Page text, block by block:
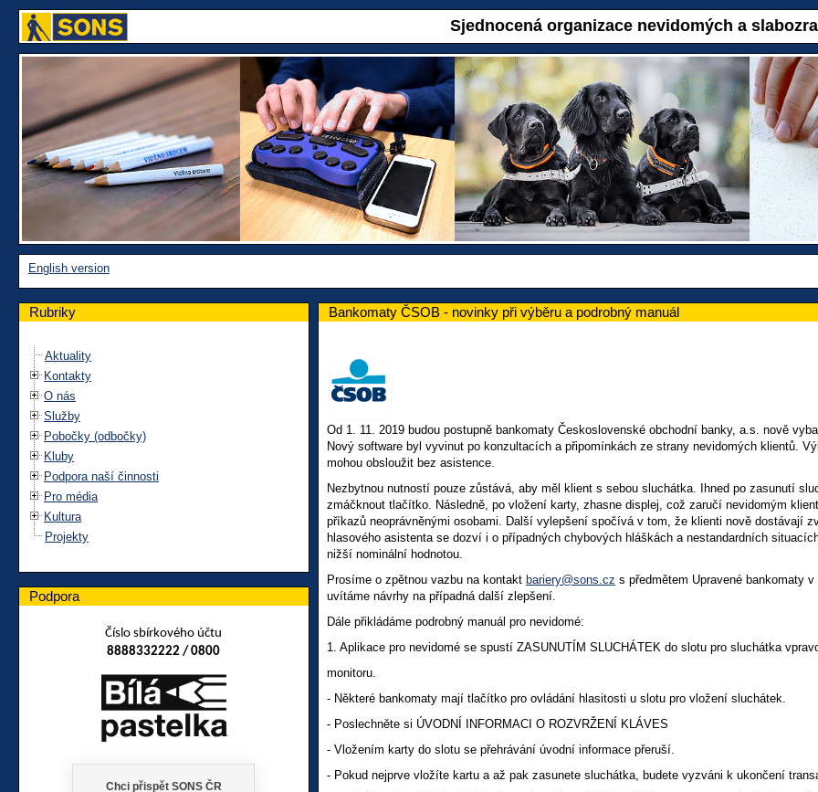
Sjednocená organizace nevidomých a
English version
Rubriky
Aktuality
Kontakty
O nás
Služby
Pobočky (odbočky)
Kluby
Podpora naší činnosti
Pro média
Kultura
Projekty
Bankomaty ČSOB - novinky při výběru a podrobný manuál
Od 1. 11. 2019 budou postupně bankomaty Československé obchodní banky, a.s. nově
Nový software byl vyvinut po konzultacích a připomínkách ze strany nevidomých klientů.
mohou obsloužit bez asistence.
Nezbytnou nutností pouze zůstává, aby měl klient s sebou sluchátka. Ihned po zasunutí
zmáčknout tlačítko. Následně, po vložení karty, zhasne displej, což zaručí nevidomým
příkazů neoprávněnými osobami. Další vylepšení spočívá v tom, že klienti nově dostávají
hlasového asistenta se dozví i o případných chybových hláškách a nestandardních
nižší nominální hodnotou.
Prosíme o zpětnou vazbu na kontakt bariery@sons.cz s předmětem Upravené bankomaty
uvítáme návrhy na případná další zlepšení.
Dále přikládáme podrobný manuál pro nevidomé:
1. Aplikace pro nevidomé se spustí ZASUNUTÍM SLUCHÁTEK do slotu pro sluchátka
monitoru.
- Některé bankomaty mají tlačítko pro ovládání hlasitosti u slotu pro vložení sluchátek.
- Poslechněte si ÚVODNÍ INFORMACI O ROZVRŽENÍ KLÁVES
- Vložením karty do slotu se přehrávání úvodní informace přeruší.
- Pokud nejprve vložíte kartu a až pak zasunete sluchátka, budete vyzváni k ukončení
Podpora
Číslo sbírkového účtu
8888332222 / 0800